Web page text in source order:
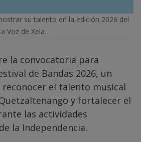
su talento en la edición 2026 del
Voz de Xela.
la convocatoria para
de Bandas 2026, un
reconocer el talento musical
y fortalecer el
las actividades
la Independencia.